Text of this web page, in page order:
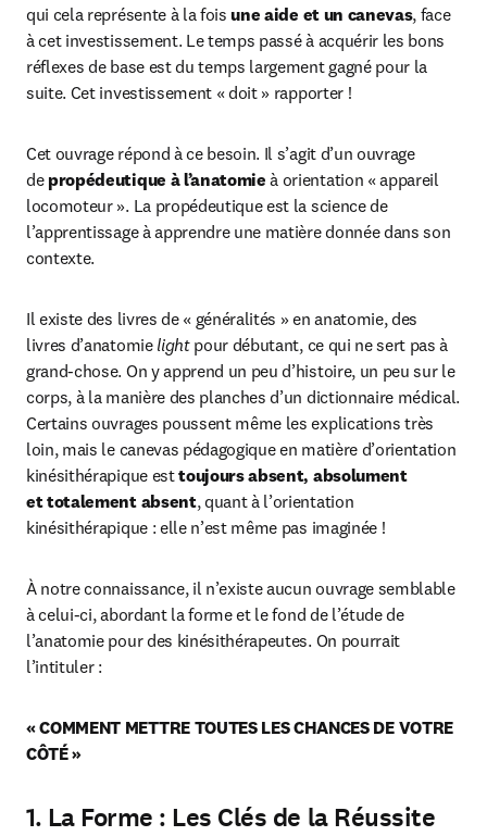
qui cela représente à la fois une aide et un canevas, face
à cet investissement. Le temps passé à acquérir les bons
réflexes de base est du temps largement gagné pour la
suite. Cet investissement « doit » rapporter !
Cet ouvrage répond à ce besoin. Il s’agit d’un ouvrage
de propédeutique à l’anatomie à orientation « appareil
locomoteur ». La propédeutique est la science de
l’apprentissage à apprendre une matière donnée dans son
contexte.
Il existe des livres de « généralités » en anatomie, des
livres d’anatomie light pour débutant, ce qui ne sert pas à
grand-chose. On y apprend un peu d’histoire, un peu sur le
corps, à la manière des planches d’un dictionnaire médical.
Certains ouvrages poussent même les explications très
loin, mais le canevas pédagogique en matière d’orientation
kinésithérapique est toujours absent, absolument
et totalement absent, quant à l’orientation
kinésithérapique : elle n’est même pas imaginée !
À notre connaissance, il n’existe aucun ouvrage semblable
à celui-ci, abordant la forme et le fond de l’étude de
l’anatomie pour des kinésithérapeutes. On pourrait
l’intituler :
« COMMENT METTRE TOUTES LES CHANCES DE VOTRE
CÔTÉ »
1. La Forme : Les Clés de la Réussite